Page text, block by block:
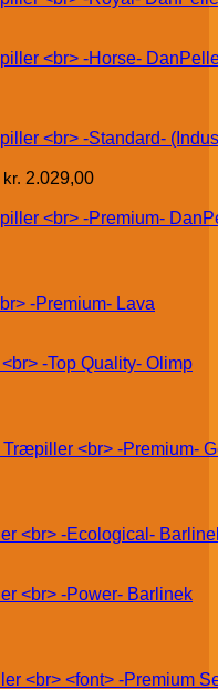
kr. 2.029,00
Lava
Olimp
Barlinek